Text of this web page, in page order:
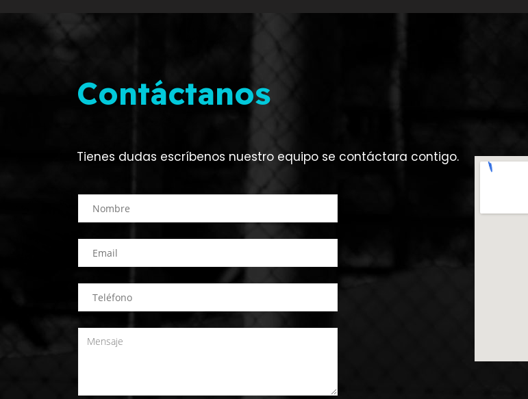
Contáctanos
Tienes dudas escríbenos nuestro equipo se contáctara contigo.